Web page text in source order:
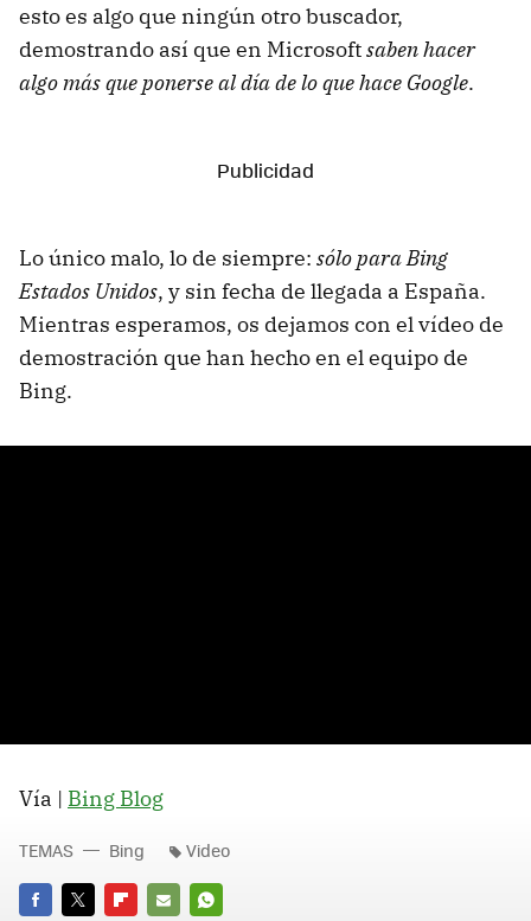
esto es algo que ningún otro buscador,
demostrando así que en Microsoftsaben hacer
algo más que ponerse al día de lo que hace Google.
Lo único malo, lo de siempre: sólo para Bing
Estados Unidos, y sin fecha de llegada a España.
Mientras esperamos, os dejamos con el vídeo de
demostración que han hecho en el equipo de
Bing.
Vía | Bing Blog
TEMAS Bing Video